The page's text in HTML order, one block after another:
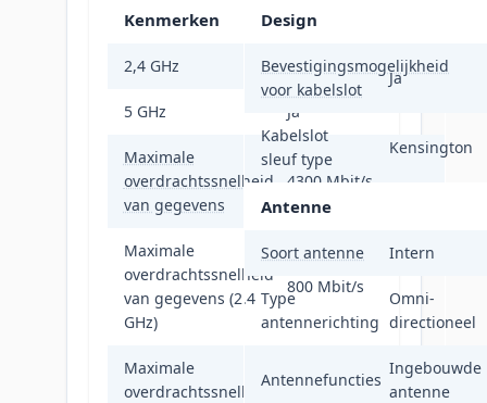
Kenmerken
2,4 GHz Ja
5 GHz Ja
Maximale
overdrachtssnelheid
van gegevens
4300 Mbit/s
Maximale
overdrachtssnelheid
van gegevens (2.4
GHz)
800 Mbit/s
Maximale
overdrachtssnelheid
Design
Bevestigingsmogelijkheid
voor kabelslot
Ja
Kabelslot
sleuf type
Kensington
Antenne
Soort antenne Intern
Type
antennerichting
Omni-
directioneel
Antennefuncties
Ingebouwde
antenne